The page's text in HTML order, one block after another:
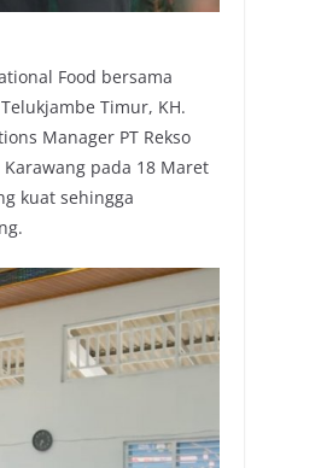
Food bersama
Timur, KH.
Manager PT Rekso
pada 18 Maret
kuat sehingga